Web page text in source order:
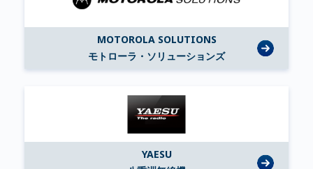
MOTOROLA SOLUTIONS
モトローラ・ソリューションズ
YAESU